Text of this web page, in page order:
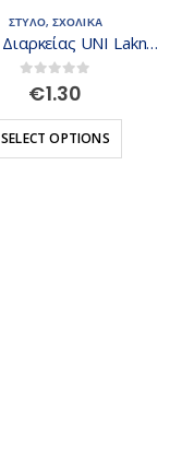
ΣΤΥΛΟ, ΣΧΟΛΙΚΑ
Στυλό Διαρκείας UNI Laknock SN-100 0.7 mm
out of 5
€1.30
SELECT OPTIONS